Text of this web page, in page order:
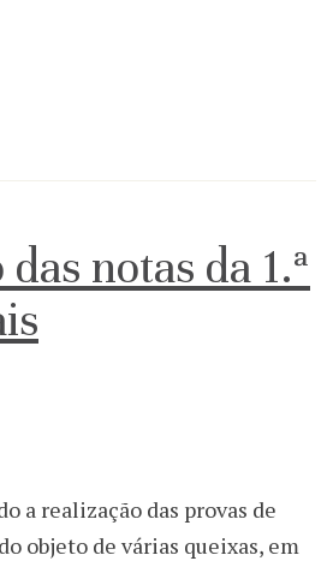
notas da 1.ª
a realização das provas de
objeto de várias queixas, em